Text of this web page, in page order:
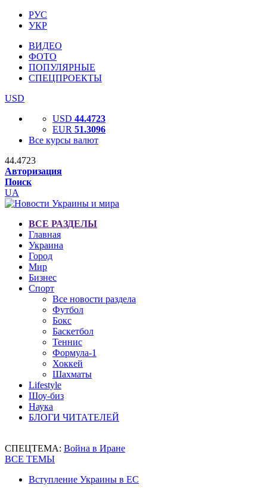
РУС
УКР
ВИДЕО
ФОТО
ПОПУЛЯРНЫЕ
СПЕЦПРОЕКТЫ
USD
USD 44.4723
EUR 51.3096
Все курсы валют
44.4723
Авторизация
Поиск
UA
ВСЕ РАЗДЕЛЫ
Главная
Украина
Город
Мир
Бизнес
Спорт
Все новости раздела
Футбол
Бокс
Баскетбол
Теннис
Формула-1
Хоккей
Шахматы
Lifestyle
Шоу-биз
Наука
БЛОГИ ЧИТАТЕЛЕЙ
СПЕЦТЕМА: Война в Иране
ВСЕ ТЕМЫ
Вступление Украины в ЕС